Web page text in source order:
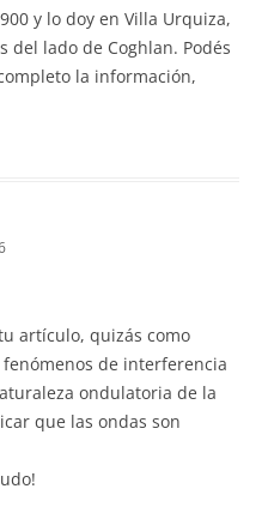
y lo doy en Villa Urquiza,
del lado de Coghlan. Podés
la información,
artículo, quizás como
de interferencia
ondulatoria de la
que las ondas son